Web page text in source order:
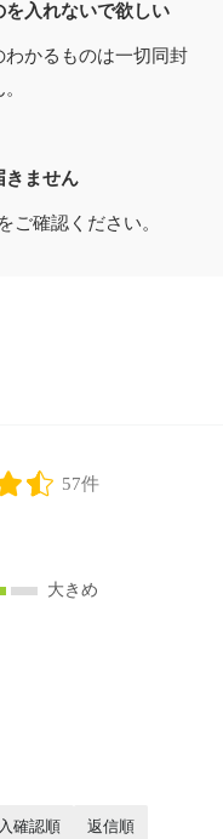
入れないで欲しい
かるものは一切同封
きません
ご確認ください。
57件
大きめ
確認順 返信順